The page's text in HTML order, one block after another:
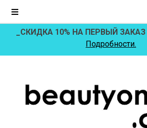
_СКИДКА 10% НА ПЕРВЫЙ
Подробности.